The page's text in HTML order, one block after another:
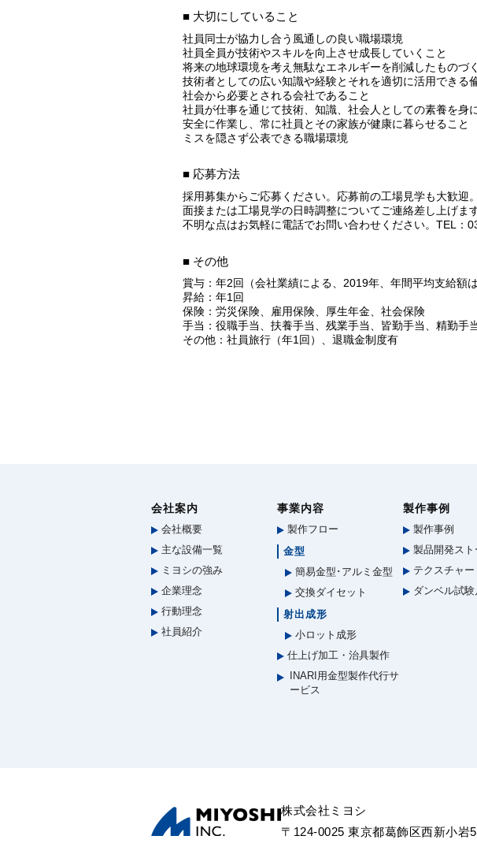
■ 大切にしていること
社員同士が協力し合う風通しの良い職場環境
社員全員が技術やスキルを向上させ成長していくこと
将来の地球環境を考え無駄なエネルギーを削減したものづ
技術者としての広い知識や経験とそれを適切に活用できる
社会から必要とされる会社であること
社員が仕事を通じて技術、知識、社会人としての素養を身
安全に作業し、常に社員とその家族が健康に暮らせること
ミスを隠さず公表できる職場環境
■ 応募方法
採用募集からご応募ください。応募前の工場見学も大歓迎
面接または工場見学の日時調整についてご連絡差し上げます
不明な点はお気軽に電話でお問い合わせください。 TEL：
■ その他
賞与：年2回（会社業績による、2019年、年間平均支給額
昇給：年1回
保険：労災保険、雇用保険、厚生年金、社会保険
手当：役職手当、扶養手当、残業手当、皆勤手当、精勤
その他：社員旅行（年1回）、退職金制度有
会社案内
会社概要
主な設備一覧
ミヨシの強み
企業理念
行動理念
社員紹介
事業内容
製作フロー
金型
簡易金型･アルミ金型
交換ダイセット
射出成形
小ロット成形
仕上げ加工・治具製作
INARI用金型製作代行サ
ービス
製作事例
製作事例
製品開発スト
テクスチャー
ダンベル試験
株式会社ミヨシ
〒124-0025 東京都葛飾区西新小岩